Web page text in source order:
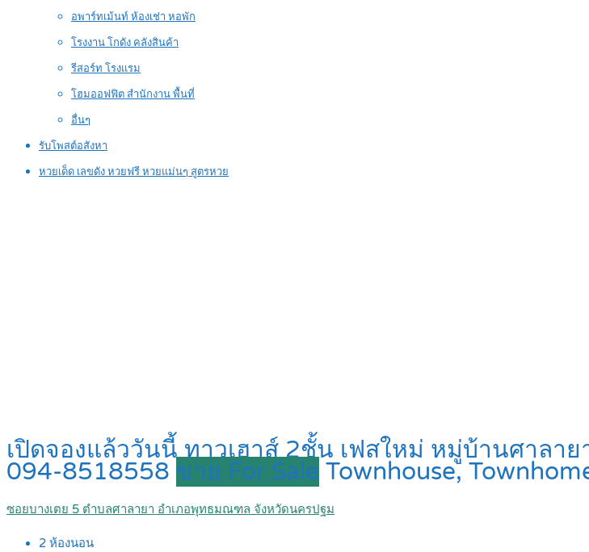
อพาร์ทเม้นท์ ห้องเช่า หอพัก
โรงงาน โกดัง คลังสินค้า
รีสอร์ท โรงแรม
โฮมออฟฟิต สำนักงาน พื้นที่
อื่นๆ
รับโพสต์อสังหา
หวยเด็ด เลขดัง หวยฟรี หวยแม่นๆ สูตรหวย
เปิดจองแล้ววันนี้ ทาวเฮาส์ 2ชั้น เฟสใหม่ หมู่บ้านศาล
094-8518558 ขาย For Sale Townhouse,
ซอยบางเตย 5 ตำบลศาลายา อำเภอพุทธมณฑล จังหวัดนครปฐม
2 ห้องนอน